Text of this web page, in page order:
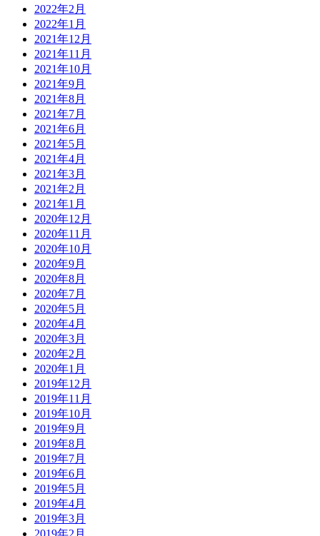
2022年2月
2022年1月
2021年12月
2021年11月
2021年10月
2021年9月
2021年8月
2021年7月
2021年6月
2021年5月
2021年4月
2021年3月
2021年2月
2021年1月
2020年12月
2020年11月
2020年10月
2020年9月
2020年8月
2020年7月
2020年5月
2020年4月
2020年3月
2020年2月
2020年1月
2019年12月
2019年11月
2019年10月
2019年9月
2019年8月
2019年7月
2019年6月
2019年5月
2019年4月
2019年3月
2019年2月